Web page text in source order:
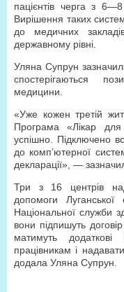
пацієнтів черга з
Вирішення таких
до медичних
державному рівні.
Уляна Супрун
спостерігаються
медицини.
«Уже кожен третій
Програма «Лікар для
успішно. Підключено
до комп’ютерної
декларації», —
Три з 16 центрів
допомоги
Національної служби
вони підпишуть
матимуть
працівникам і
додала Уляна Супрун.